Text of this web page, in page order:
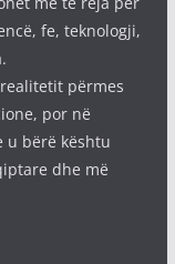
fe, teknologji,
përmes
por në
u bërë kështu
dhe më